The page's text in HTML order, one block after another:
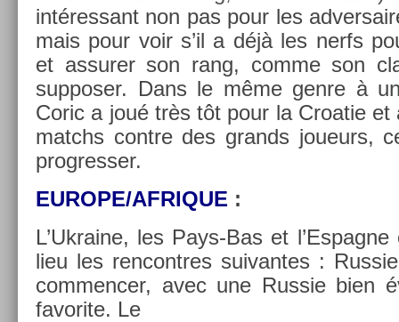
in­téres­sant non pas pour les
mais pour voir s’il a déjà les nerfs
et as­sur­er son rang, comme son
sup­pos­er. Dans le même genre à
Coric a joué très tôt pour la Croatie
matchs con­tre des grands joueurs,
pro­gress­er.
EUROPE/AF­RIQUE :
L’Uk­raine, les Pays-Bas et
lieu les re­ncontres suivan­tes :
com­menc­er, avec une Rus­sie bien
favorite. Le